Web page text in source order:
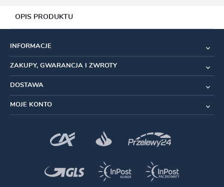
OPIS PRODUKTU
INFORMACJE
ZAKUPY, GWARANCJA I ZWROTY
DOSTAWA
MOJE KONTO